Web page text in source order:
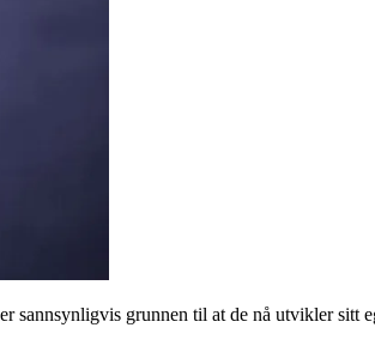
sannsynligvis grunnen til at de nå utvikler sitt